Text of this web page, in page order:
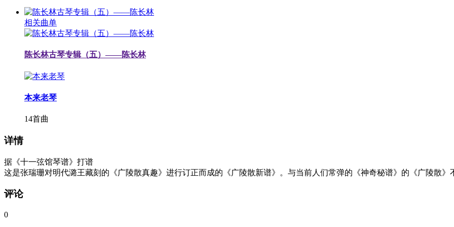
相关曲单
陈长林古琴专辑（五）——陈长林
本来老琴
14首曲
详情
据《十一弦馆琴谱》打谱
这是张瑞珊对明代潞王藏刻的《广陵散真趣》进行订正而成的《广陵散新谱》。与当前人们常弹的《神奇秘谱》的《广陵散》
评论
0